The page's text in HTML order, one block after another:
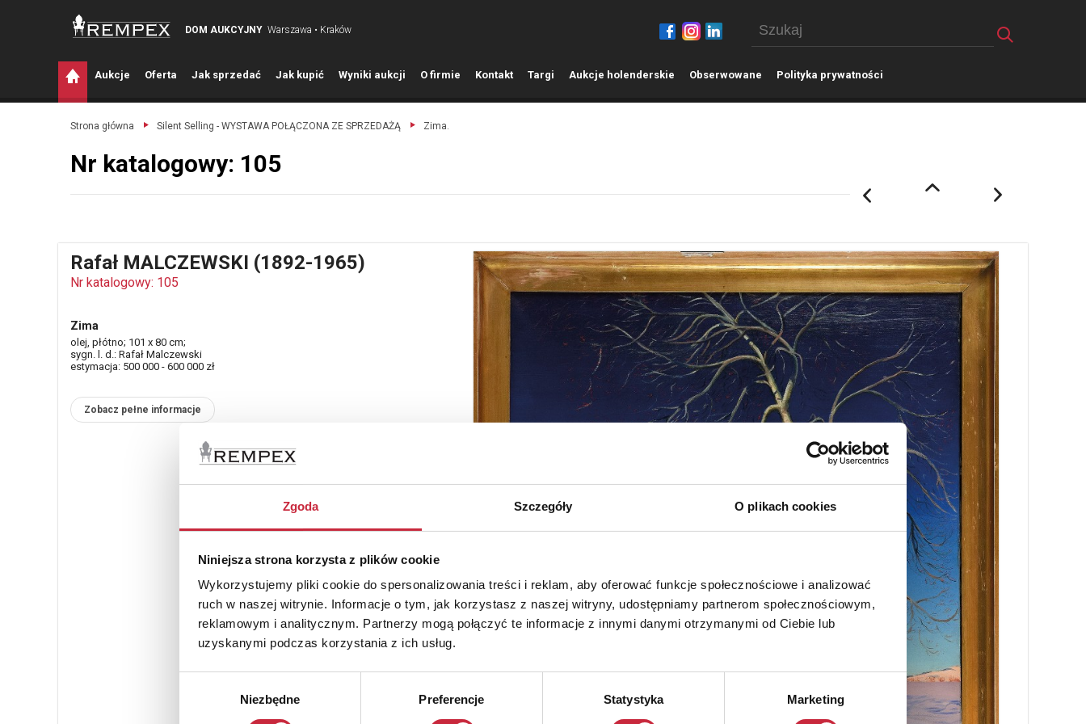
Zgoda Szczegóły O plikach cookies
Niniejsza strona korzysta z plików cookie
Wykorzystujemy pliki cookie do spersonalizowania treści i reklam, aby oferować funkcje społecznościowe i analizować
ruch w naszej witrynie. Informacje o tym, jak korzystasz z naszej witryny, udostępniamy partnerom społecznościowym,
reklamowym i analitycznym. Partnerzy mogą połączyć te informacje z innymi danymi otrzymanymi od Ciebie lub
uzyskanymi podczas korzystania z ich usług.
Niezbędne Preferencje Statystyka Marketing
DOM AUKCYJNY Warszawa • Kraków
Aukcje Oferta Jak sprzedać Jak kupić Wyniki aukcji O firmie Kontakt Targi Aukcje holenderskie Obserwowane Polityka prywatności
Strona główna Silent Selling - WYSTAWA POŁĄCZONA ZE SPRZEDAŻĄ Zima.
Nr katalogowy: 105
Rafał MALCZEWSKI (1892-1965)
Nr katalogowy: 105
Zima
olej, płótno; 101 x 80 cm;
sygn. l. d.: Rafał Malczewski
estymacja: 500 000 - 600 000 zł
Zobacz pełne informacje